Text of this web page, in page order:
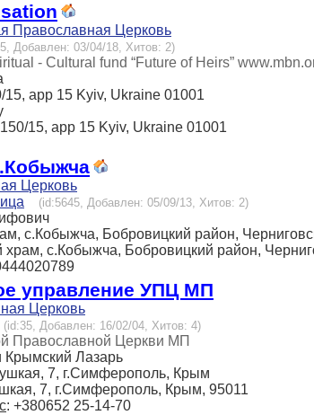
Православная Церковь
Добавлен: 03/04/18, Хитов: 2)
- Cultural fund “Future of Heirs”
app 15 Kyiv, Ukraine 01001
15, app 15 Kyiv, Ukraine 01001
Церковь
(id:5645, Добавлен: 05/09/13, Хитов: 2)
c.Кобыжча, Бобровицкий район,
храм, c.Кобыжча, Бобровицкий район,
управление УПЦ МП
Церковь
(id:35, Добавлен: 16/02/04, Хитов: 4)
Православной Церкви МП
Лазарь
7, г.Симферополь, Крым
7, г.Симферополь, Крым, 95011
: +380652 25-14-70